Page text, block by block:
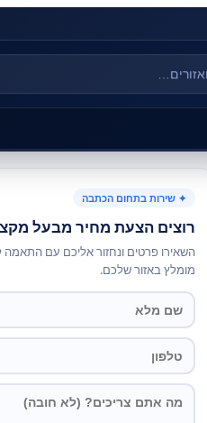
✦ שירות בתחום הכתבה
רוצים הצעת מחיר מבעל
השאירו פרטים ונחזור אליכם עם
מומלץ באזור שלכם.